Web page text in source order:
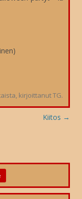
, kirjoittanutTG.
Kiitos →